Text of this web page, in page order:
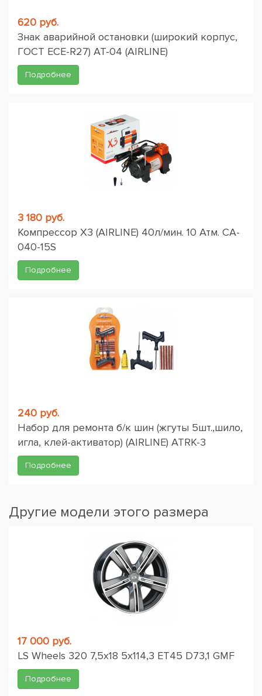
620 руб.
Знак аварийной остановки (широкий корпус,
ГОСТ ЕСЕ-R27) AT-04 (AIRLINE)
Подробнее
3 180 руб.
Компрессор X3 (AIRLINE) 40л/мин. 10 Атм. CA-
040-15S
Подробнее
240 руб.
Набор для ремонта б/к шин (жгуты 5шт.,шило,
игла, клей-активатор) (AIRLINE) ATRK-3
Подробнее
Другие модели этого размера
17 000 руб.
LS Wheels 320 7,5x18 5x114,3 ET45 D73,1 GMF
Подробнее